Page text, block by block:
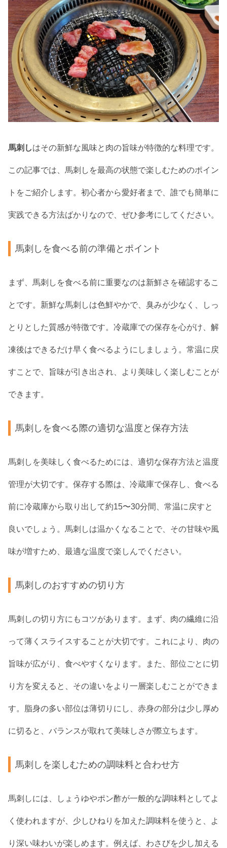
馬刺しはその新鮮な風味と肉の旨味が特徴的な料理です。
この記事では、馬刺しを最高の状態で楽しむためのポイン
トをご紹介します。初心者から愛好者まで、誰でも簡単に
実践できる方法ばかりなので、ぜひ参考にしてください。
馬刺しを食べる前の準備とポイント
まず、馬刺しを食べる前に重要なのは新鮮さを確認するこ
とです。新鮮な馬刺しは色鮮やかで、臭みが少なく、しっ
とりとした質感が特徴です。冷蔵庫での保存を心がけ、解
凍後はできるだけ早く食べるようにしましょう。常温に戻
すことで、旨味が引き出され、より美味しく楽しむことが
できます。
馬刺しを食べる際の適切な温度と保存方法
馬刺しを美味しく食べるためには、適切な保存方法と温度
管理が大切です。保存する際は、冷蔵庫で保存し、食べる
前に冷蔵庫から取り出して約15〜30分間、常温に戻すと
良いでしょう。馬刺しは温かくなることで、その甘味や風
味が増すため、最適な温度で楽しんでください。
馬刺しのおすすめの切り方
馬刺しの切り方にもコツがあります。まず、肉の繊維に沿
って薄くスライスすることが大切です。これにより、肉の
旨味が広がり、食べやすくなります。また、部位ごとに切
り方を変えると、その違いをより一層楽しむことができま
す。脂身の多い部位は薄切りにし、赤身の部分は少し厚め
に切ると、バランスが取れて美味しさが際立ちます。
馬刺しを楽しむための調味料と合わせ方
馬刺しには、しょうゆやポン酢が一般的な調味料としてよ
く使われますが、少しひねりを加えた調味料を使うと、よ
り深い味わいが楽しめます。例えば、わさびを少し加える